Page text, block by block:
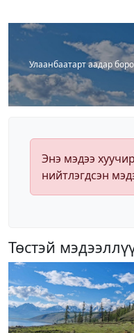
Улаанбаатарт аадар
Энэ мэдээ
нийтлэгдсэн
Төстэй